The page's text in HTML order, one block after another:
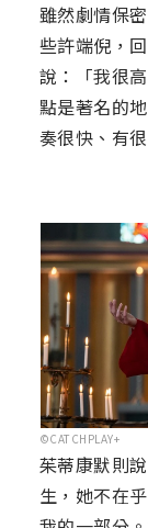
雖然劇情保
些許端倪，
說：「我很
點是著名的
奏很快、有
©CATCHPLAY+
茱蒂康默則
生，她不在